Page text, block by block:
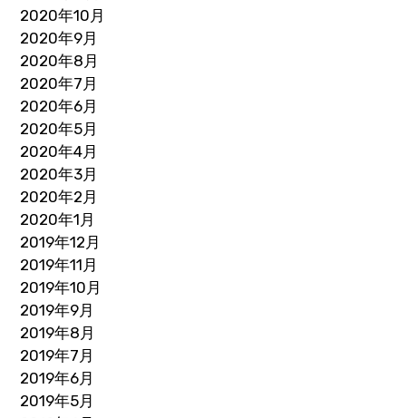
2020年10月
2020年9月
2020年8月
2020年7月
2020年6月
2020年5月
2020年4月
2020年3月
2020年2月
2020年1月
2019年12月
2019年11月
2019年10月
2019年9月
2019年8月
2019年7月
2019年6月
2019年5月